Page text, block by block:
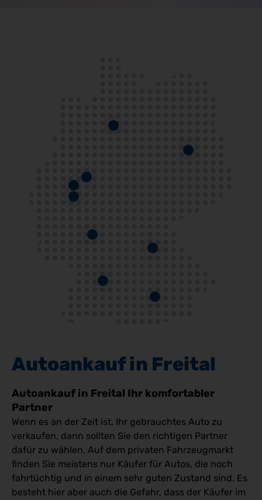
Autoankauf in Freital
Autoankauf in Freital Ihr komfortabler
Partner
Wenn es an der Zeit ist, Ihr gebrauchtes Auto zu
verkaufen, dann sollten Sie den richtigen Partner
dafür zu wählen. Auf dem privaten Fahrzeugmarkt
finden Sie meistens nur Käufer für Autos, die noch
fahrtüchtig und in einem sehr guten Zustand sind. Es
besteht hier aber auch die Gefahr, dass der Käufer im